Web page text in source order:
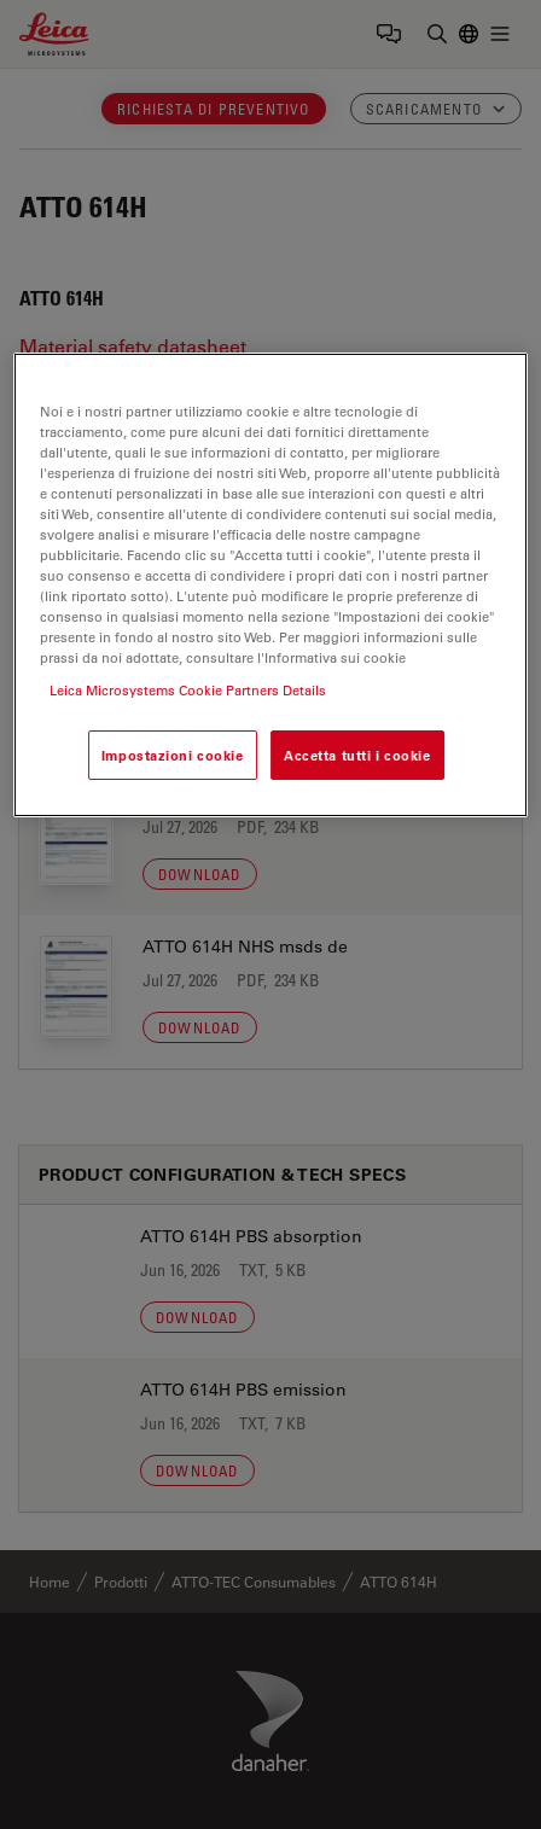
Leica Microsystems Logo
RICHIESTA DI PREVENTIVO SCARICAMENTO
ATTO 614H
ATTO 614H
Material safety datasheet
ATTO 614H
MATERIAL SAFETY DATASHEET
ATTO 614H acid msds de
Jul 27, 2026 PDF, 234 KB
DOWNLOAD
ATTO 614H NHS msds de
Jul 27, 2026 PDF, 234 KB
DOWNLOAD
PRODUCT CONFIGURATION & TECH SPECS
ATTO 614H PBS absorption
Jun 16, 2026 TXT, 5 KB
DOWNLOAD
ATTO 614H PBS emission
Jun 16, 2026 TXT, 7 KB
DOWNLOAD
Home Prodotti ATTO-TEC Consumables ATTO 614H
Danaher Logo
Noi e i nostri partner utilizziamo cookie e altre tecnologie di
tracciamento, come pure alcuni dei dati fornitici direttamente
dall'utente, quali le sue informazioni di contatto, per migliorare
l'esperienza di fruizione dei nostri siti Web, proporre all'utente pubblicità
e contenuti personalizzati in base alle sue interazioni con questi e altri
siti Web, consentire all'utente di condividere contenuti sui social media,
svolgere analisi e misurare l'efficacia delle nostre campagne
pubblicitarie. Facendo clic su "Accetta tutti i cookie", l'utente presta il
suo consenso e accetta di condividere i propri dati con i nostri partner
(link riportato sotto). L'utente può modificare le proprie preferenze di
consenso in qualsiasi momento nella sezione "Impostazioni dei cookie"
presente in fondo al nostro sito Web. Per maggiori informazioni sulle
prassi da noi adottate, consultare l'Informativa sui cookie
Leica Microsystems Cookie Partners Details
Impostazioni cookie Accetta tutti i cookie